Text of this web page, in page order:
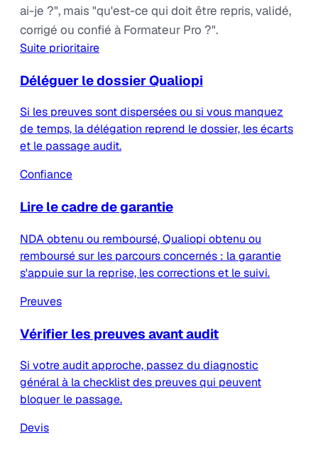
ai-je ?", mais "qu'est-ce qui doit être repris, validé,
corrigé ou confié à Formateur Pro ?".
Suite prioritaire
Déléguer le dossier Qualiopi
Si les preuves sont dispersées ou si vous manquez
de temps, la délégation reprend le dossier, les écarts
et le passage audit.
Confiance
Lire le cadre de garantie
NDA obtenu ou remboursé, Qualiopi obtenu ou
remboursé sur les parcours concernés : la garantie
s'appuie sur la reprise, les corrections et le suivi.
Preuves
Vérifier les preuves avant audit
Si votre audit approche, passez du diagnostic
général à la checklist des preuves qui peuvent
bloquer le passage.
Devis